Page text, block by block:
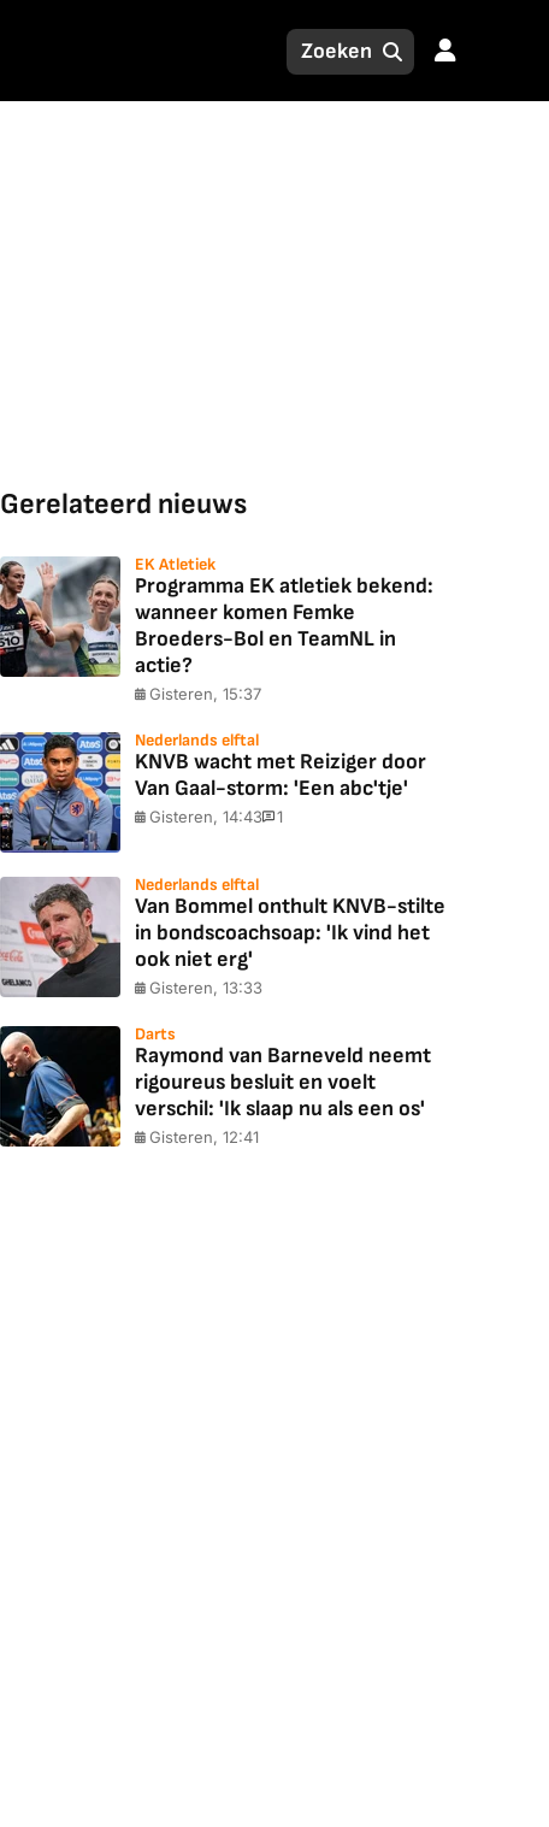
Gerelateerd nieuws
EK Atletiek
Programma EK atletiek bekend:
wanneer komen Femke
Broeders-Bol en TeamNL in
actie?
Gisteren, 15:37
Nederlands elftal
KNVB wacht met Reiziger door
Van Gaal-storm: 'Een abc'tje'
Gisteren, 14:43 1
Nederlands elftal
Van Bommel onthult KNVB-stilte
in bondscoachsoap: 'Ik vind het
ook niet erg'
Gisteren, 13:33
Darts
Raymond van Barneveld neemt
rigoureus besluit en voelt
verschil: 'Ik slaap nu als een os'
Gisteren, 12:41